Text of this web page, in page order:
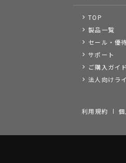
TOP
製品一覧
セール・優
サポート
ご購入ガイド
法人向けラ
利用規約